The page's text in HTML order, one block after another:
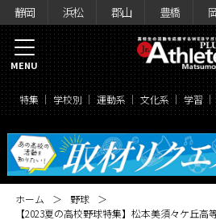
静岡 浜松 郡山 豊橋
特集 学校別 運動系 文化系 学習
MENU
ホーム
野球
【2023夏の高校野球特集】松本美須々ケ丘